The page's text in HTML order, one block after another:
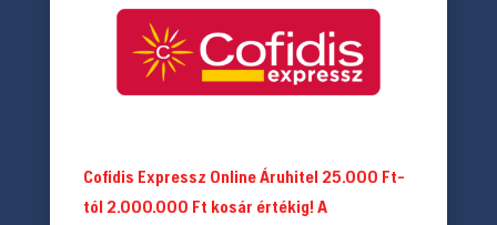
Cofidis Expressz Online Áruhitel 25.000 Ft-
tól 2.000.000 Ft kosár értékig! A